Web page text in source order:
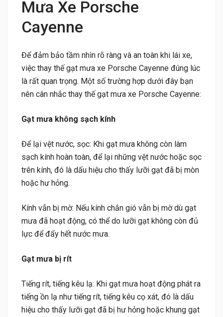
Mưa Xe Porsche
Cayenne
Để đảm bảo tầm nhìn rõ ràng và an toàn khi lái xe,
việc thay thế gạt mưa xe Porsche Cayenne đúng lúc
là rất quan trọng. Một số trường hợp dưới đây bạn
nên cân nhắc thay thế gạt mưa xe Porsche Cayenne:
Gạt mưa không sạch kính
Để lại vệt nước, sọc: Khi gạt mưa không còn làm
sạch kính hoàn toàn, để lại những vệt nước hoặc sọc
trên kính, đó là dấu hiệu cho thấy lưỡi gạt đã bị mòn
hoặc hư hỏng.
Kính vẫn bị mờ: Nếu kính chắn gió vẫn bị mờ dù gạt
mưa đã hoạt động, có thể do lưỡi gạt không còn đủ
lực để đẩy hết nước mưa.
Gạt mưa bị rít
Tiếng rít, tiếng kêu lạ: Khi gạt mưa hoạt động phát ra
tiếng ồn lạ như tiếng rít, tiếng kêu cọ xát, đó là dấu
hiệu cho thấy lưỡi gạt đã bị hư hỏng hoặc khung gạt